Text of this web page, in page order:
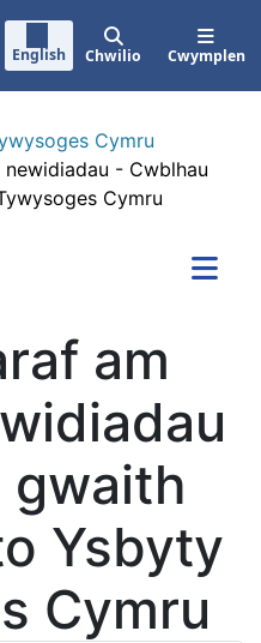
English Chwilio Cwymplen
Cymru
- Cwblhau
Cymru
am
gwaith
Ysbyty
Cymru